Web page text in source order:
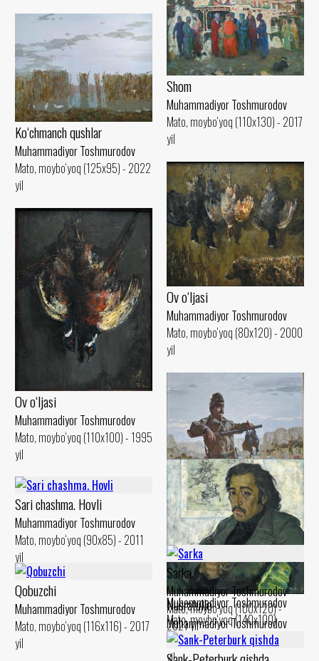
Shom
Muhammadiyor Toshmurodov
Mato, moybo‘yoq (110x130) - 2017
yil
Ko‘chmanch qushlar
Muhammadiyor Toshmurodov
Mato, moybo‘yoq (125x95) - 2022
yil
Ov o‘ljasi
Muhammadiyor Toshmurodov
Mato, moybo‘yoq (80x120) - 2000
yil
Ov o‘ljasi
Muhammadiyor Toshmurodov
Mato, moybo‘yoq (110x100) - 1995
yil
Ovchi
Muhammadiyor Toshmurodov
Mato, moybo‘yoq (140x100) -
2023 yil
Nusratullo
Muhammadiyor Toshmurodov
Mato, moybo‘yoq (100x95) - 1980
yil
Sari chashma. Hovli
Muhammadiyor Toshmurodov
Mato, moybo‘yoq (90x85) - 2011
yil
Sarka
Muhammadiyor Toshmurodov
Mato, moybo‘yoq (100x120) -
2021 yil
Qobuzchi
Muhammadiyor Toshmurodov
Mato, moybo‘yoq (116x116) - 2017
yil